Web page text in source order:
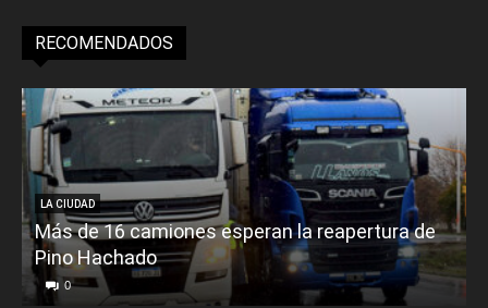
RECOMENDADOS
LA CIUDAD
Más de 16 camiones esperan la reapertura de
Pino Hachado
0